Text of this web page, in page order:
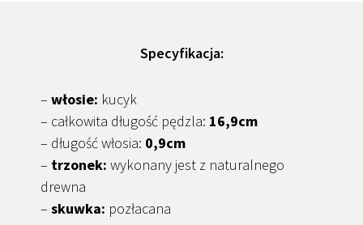
Specyfikacja:
– włosie: kucyk
– całkowita długość pędzla: 16,9cm
– długość włosia: 0,9cm
– trzonek: wykonany jest z naturalnego
drewna
– skuwka: pozłacana